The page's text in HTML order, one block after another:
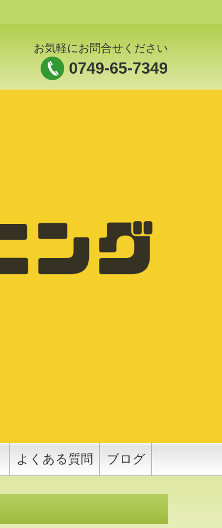
お気軽にお問合せください
0749-65-7349
よくある質問 ブログ